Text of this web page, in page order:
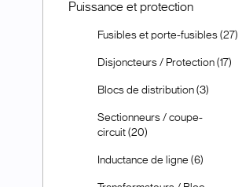
Puissance et protection
Fusibles et porte-fusibles (27)
Disjoncteurs / Protection (17)
Blocs de distribution (3)
Sectionneurs / coupe-
circuit (20)
Inductance de ligne (6)